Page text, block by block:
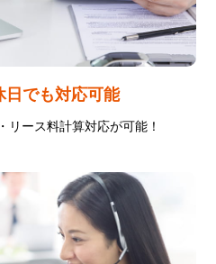
日でも対応可能
リース料計算対応が可能！